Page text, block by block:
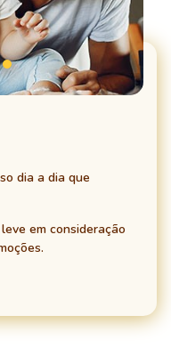
dia a dia que
em consideração